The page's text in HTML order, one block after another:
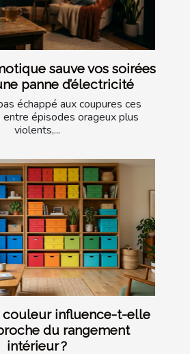
sauve vos soirées
panne d’électricité
échappé aux coupures ces
entre épisodes orageux plus
violents,...
couleur influence-t-elle
du rangement
intérieur ?